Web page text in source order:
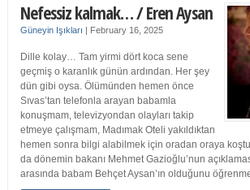
Nefessiz kalmak… / Eren Aysan
Güneyin Işıkları | February 16, 2025
Dille kolay… Tam yirmi dört koca sene
geçmiş o karanlık günün ardından. Her şey
dün gibi oysa. Ölümünden hemen önce
Sıvas’tan telefonla arayan babamla
konuşmam, televizyondan olayları takip
etmeye çalışmam, Madımak Oteli yakıldıktan
hemen sonra bilgi alabilmek için oradan oraya
da dönemin bakanı Mehmet Gazioğlu’nun
arasında babam Behçet Aysan’ın olduğunu